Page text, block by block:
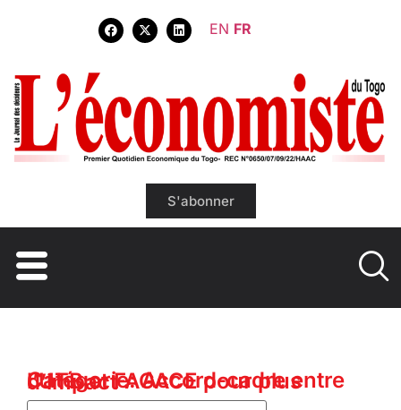
EN FR
S'abonner
Catégorie: Accord-cadre entre l’UTB et FAGACE pour plus d’impact